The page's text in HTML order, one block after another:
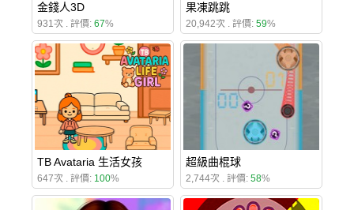
金錢人3D
931次 . 評價: 67%
果凍跳跳
20,942次 . 評價: 59%
TB Avataria 生活女孩
647次 . 評價: 100%
超級曲棍球
2,744次 . 評價: 58%